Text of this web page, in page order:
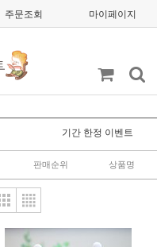
주문조회 마이페이지
기간 한정 이벤트
판매순위 상품명